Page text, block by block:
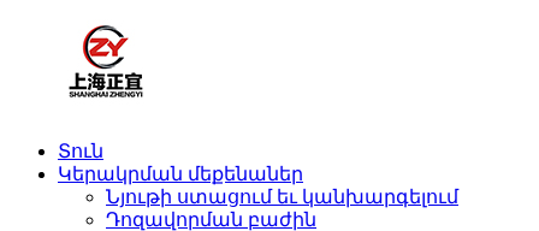
Տուն
Կերակրման մեքենաներ
Նյութի ստացում եւ կանխարգելում
Դոզավորման բաժին